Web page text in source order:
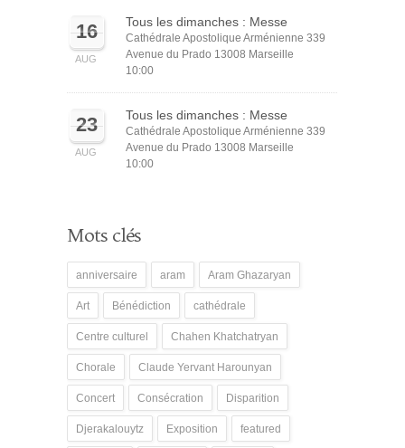
16
AUG
Tous les dimanches : Messe
Cathédrale Apostolique Arménienne 339
Avenue du Prado 13008 Marseille
10:00
23
AUG
Tous les dimanches : Messe
Cathédrale Apostolique Arménienne 339
Avenue du Prado 13008 Marseille
10:00
Mots clés
anniversaire aram Aram Ghazaryan
Art Bénédiction cathédrale
Centre culturel Chahen Khatchatryan
Chorale Claude Yervant Harounyan
Concert Consécration Disparition
Djerakalouytz Exposition featured